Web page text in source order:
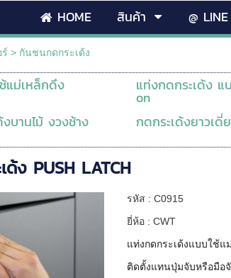
HOME สินค้า @ LINE
> กันชนกดกระเด้ง
แม่เหล็กดึง แท่งกดกระเด้ง แ
on
บานไม้ งวงช้าง
กดกระเด้งยาวเ
ง PUSH LATCH
รหัส : C0915
ยี่ห้อ : CWT
แท่งกดกระเด้งแบบใช้แ
ติดตั้งแทนปุ่มจับหรือมือ